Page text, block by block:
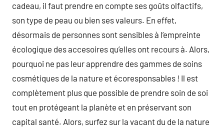
cadeau, il faut prendre en compte ses goûts olfactifs,
son type de peau ou bien ses valeurs. En effet,
désormais de personnes sont sensibles à l’empreinte
écologique des accesoires qu’elles ont recours à. Alors,
pourquoi ne pas leur apprendre des gammes de soins
cosmétiques de la nature et écoresponsables ! Il est
complètement plus que possible de prendre soin de soi
tout en protégeant la planète et en préservant son
capital santé. Alors, surfez sur la vacant du de la nature